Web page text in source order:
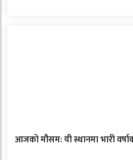
आजको मौसम: यी स्थानमा भारी